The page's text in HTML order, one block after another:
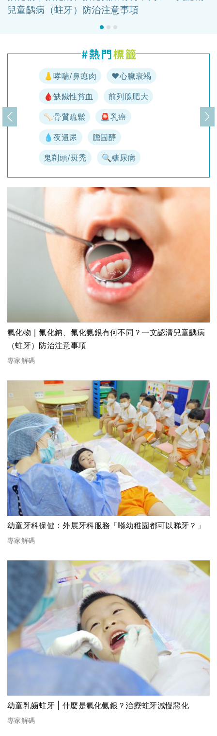
兒童齲病（蛀牙）防治注意事項
👃哮喘/鼻瘜肉 ♥️心臟衰竭
🩸缺鐵性貧血 前列腺肥大
🦴骨質疏鬆 🚨乳癌
💧夜遺尿 膽固醇
鬼剃頭/斑禿 🔍糖尿病
上一頁 下
氟化物｜氟化鈉、氟化氨銀有何不同？一文認清兒童齲病
（蛀牙）防治注意事項
專家解碼
幼童牙科保健：外展牙科服務「喺幼稚園都可以睇牙？」
專家解碼
幼童乳齒蛀牙 | 什麼是氟化氨銀？治療蛀牙減慢惡化
專家解碼